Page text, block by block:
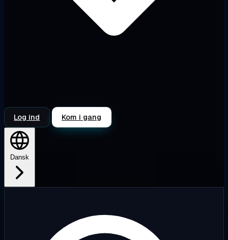
Log ind Kom i gang
Dansk